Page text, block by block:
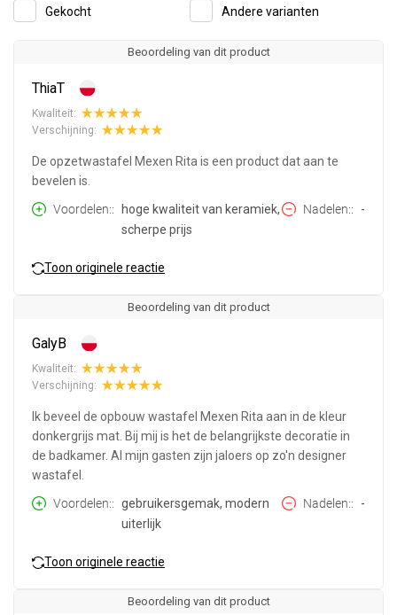
Gekocht Andere varianten
Beoordeling van dit product
ThiaT
Kwaliteit:
Verschijning:
De opzetwastafel Mexen Rita is een product dat aan te
bevelen is.
Voordelen:
hoge kwaliteit van keramiek,
scherpe prijs
Nadelen: -
Toon originele reactie
Beoordeling van dit product
GalyB
Kwaliteit:
Verschijning:
Ik beveel de opbouw wastafel Mexen Rita aan in de kleur
donkergrijs mat. Bij mij is het de belangrijkste decoratie in
de badkamer. Al mijn gasten zijn jaloers op zo'n designer
wastafel.
Voordelen:
gebruikersgemak, modern
uiterlijk
Nadelen: -
Toon originele reactie
Beoordeling van dit product